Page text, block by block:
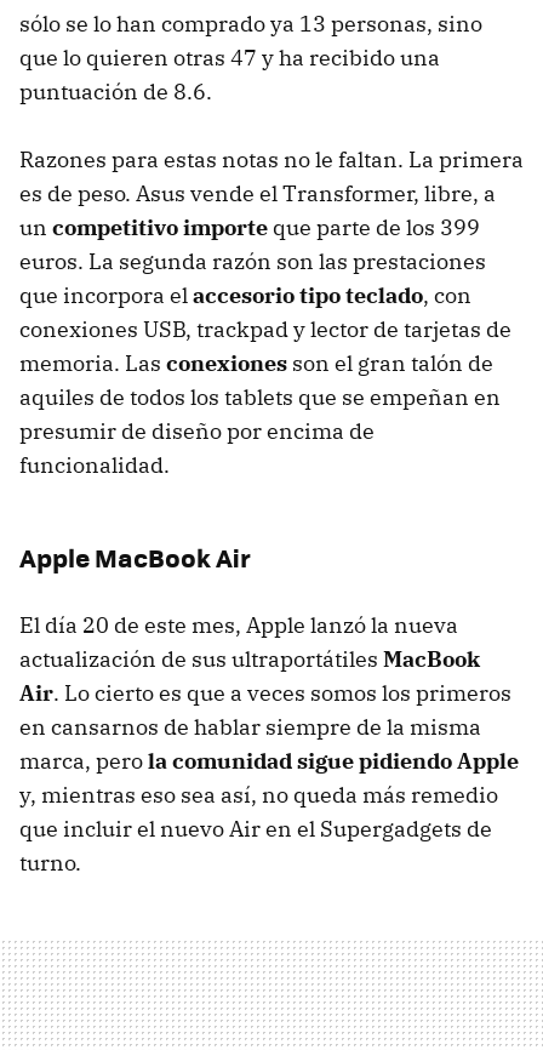
sólo se lo han comprado ya 13 personas, sino
que lo quieren otras 47 y ha recibido una
puntuación de 8.6.
Razones para estas notas no le faltan. La primera
es de peso. Asus vende el Transformer, libre, a
un competitivo importe que parte de los 399
euros. La segunda razón son las prestaciones
que incorpora elaccesorio tipo teclado, con
conexiones USB, trackpad y lector de tarjetas de
memoria. Las conexiones son el gran talón de
aquiles de todos los tablets que se empeñan en
presumir de diseño por encima de
funcionalidad.
Apple MacBook Air
El día 20 de este mes, Apple lanzó la nueva
actualización de sus ultraportátiles MacBook
Air. Lo cierto es que a veces somos los primeros
en cansarnos de hablar siempre de la misma
marca, perola comunidad sigue pidiendo Apple
y, mientras eso sea así, no queda más remedio
que incluir el nuevo Air en el Supergadgets de
turno.